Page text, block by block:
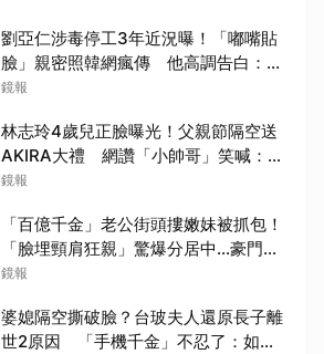
劉亞仁涉毒停工3年近況曝！「嘟嘴貼
臉」親密照韓網瘋傳 他高調告白：愛
你
鏡報
林志玲4歲兒正臉曝光！父親節隔空送
AKIRA大禮 網讚「小帥哥」笑喊：再
生一個
鏡報
「百億千金」老公街頭摟嫩妹被抓包！
「臉埋頸肩狂親」驚爆分居中...豪門婚
變+1
鏡報
婆媳隔空撕破臉？台玻夫人還原長子離
世2原因 「手機千金」不忍了：如其